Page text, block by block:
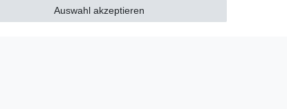
unseren Newsletter an.
Auswahl akzeptieren